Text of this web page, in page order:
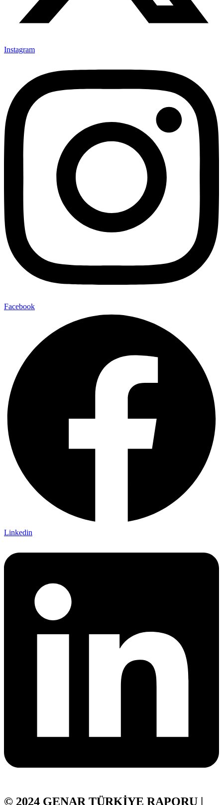
Instagram
Facebook
Linkedin
© 2024 GENAR TÜRKİYE RAPORU |